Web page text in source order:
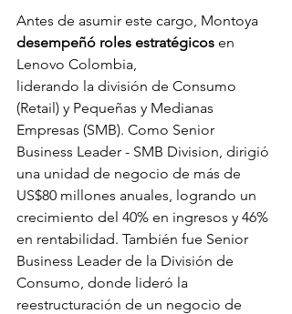
Antes de asumir este cargo, Montoya
desempeñó roles estratégicos en
Lenovo Colombia,
liderando la división de Consumo
(Retail) y Pequeñas y Medianas
Empresas (SMB). Como Senior
Business Leader - SMB Division, dirigió
una unidad de negocio de más de
US$80 millones anuales, logrando un
crecimiento del 40% en ingresos y 46%
en rentabilidad. También fue Senior
Business Leader de la División de
Consumo, donde lideró la
reestructuración de un negocio de